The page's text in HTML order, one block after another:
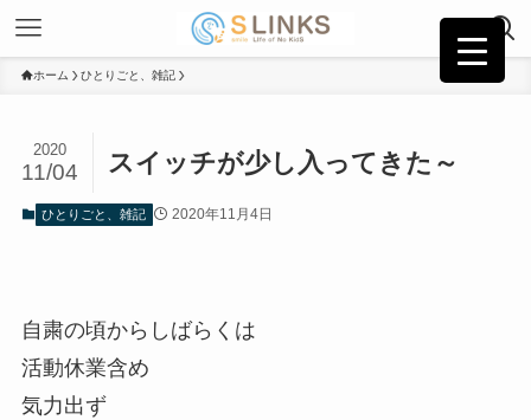
ホーム ひとりごと、雑記
スイッチが少し入ってきた～
2020
11/04
ひとりごと、雑記 2020年11月4日
自粛の頃からしばらくは
活動休業含め
気力出ず